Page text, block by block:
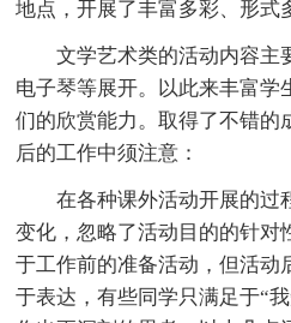
地点，开展了丰富多彩、形式
文学艺术类的活动内容主
电子琴等展开。以此来丰富学
们的欣赏能力。取得了不错的
后的工作中须注意：
在各种课外活动开展的过
变化，忽略了活动目的的针对
于工作前的准备活动，但活动
于表达，有些同学只满足于“